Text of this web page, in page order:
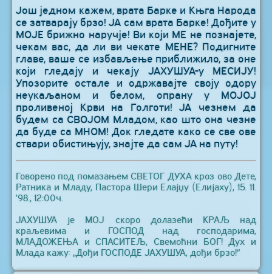
Још једном кажем, врата Барке и Књга Народа
се затварају брзо! ЈА сам врата Барке! Дођите у
МОЈЕ брижно наручје! Ви који МЕ не познајете,
чекам вас, да ли ви чекате МЕНЕ? Подигните
главе, ваше се избављење приближило, за оне
који гледају и чекају ЈАХУШУА-у МЕСИЈУ!
Упозорите остале и одржавајте своју одору
неукаљаном и белом, опрану у МОЈОЈ
проливеној Крви на Голготи! ЈА чезнем да
будем са СВОЈОМ Младом, као што она чезне
да буде са МНОМ! Док гледате како се све ове
ствари обистињују, знајте да сам ЈА на путу!
Говорено под помазањем СВЕТОГ ДУХА кроз ово Дете,
Ратника и Младу, Пастора Шери Елајџу (Елијаху), 15. 11.
’98., 12:00ч.
ЈАХУШУА је МОЈ скоро долазећи КРАЉ над
краљевима и ГОСПОД над господарима,
МЛАДОЖЕЊА и СПАСИТЕЉ, Свемоћни БОГ! Дух и
Млада кажу: „Дођи ГОСПОДЕ ЈАХУШУА, дођи брзо!“